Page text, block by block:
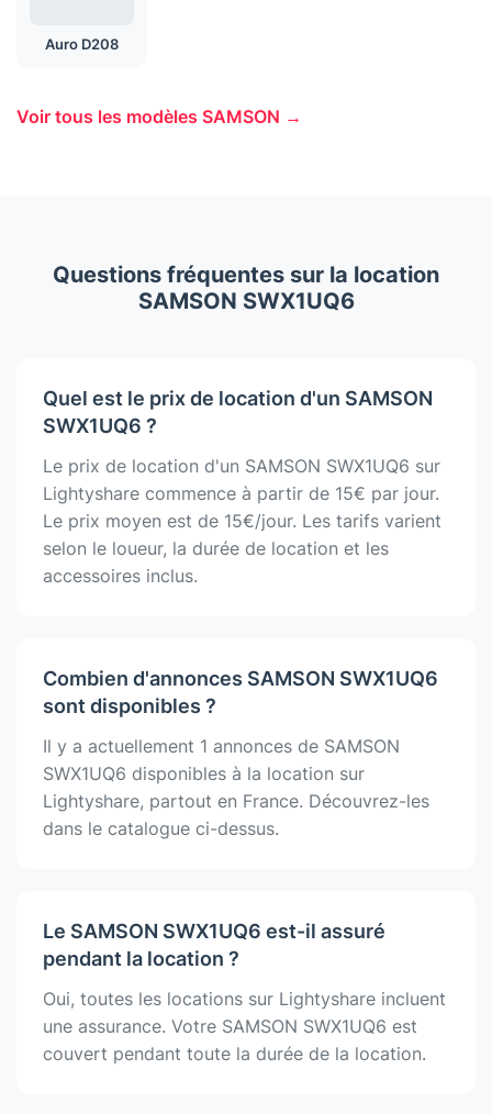
Auro D208
Voir tous les modèles SAMSON →
Questions fréquentes sur la location
SAMSON SWX1UQ6
Quel est le prix de location d'un SAMSON
SWX1UQ6 ?
Le prix de location d'un SAMSON SWX1UQ6 sur
Lightyshare commence à partir de 15€ par jour.
Le prix moyen est de 15€/jour. Les tarifs varient
selon le loueur, la durée de location et les
accessoires inclus.
Combien d'annonces SAMSON SWX1UQ6
sont disponibles ?
Il y a actuellement 1 annonces de SAMSON
SWX1UQ6 disponibles à la location sur
Lightyshare, partout en France. Découvrez-les
dans le catalogue ci-dessus.
Le SAMSON SWX1UQ6 est-il assuré
pendant la location ?
Oui, toutes les locations sur Lightyshare incluent
une assurance. Votre SAMSON SWX1UQ6 est
couvert pendant toute la durée de la location.